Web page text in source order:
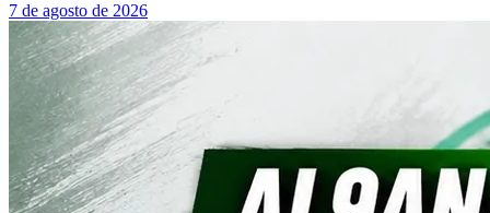
7 de agosto de 2026